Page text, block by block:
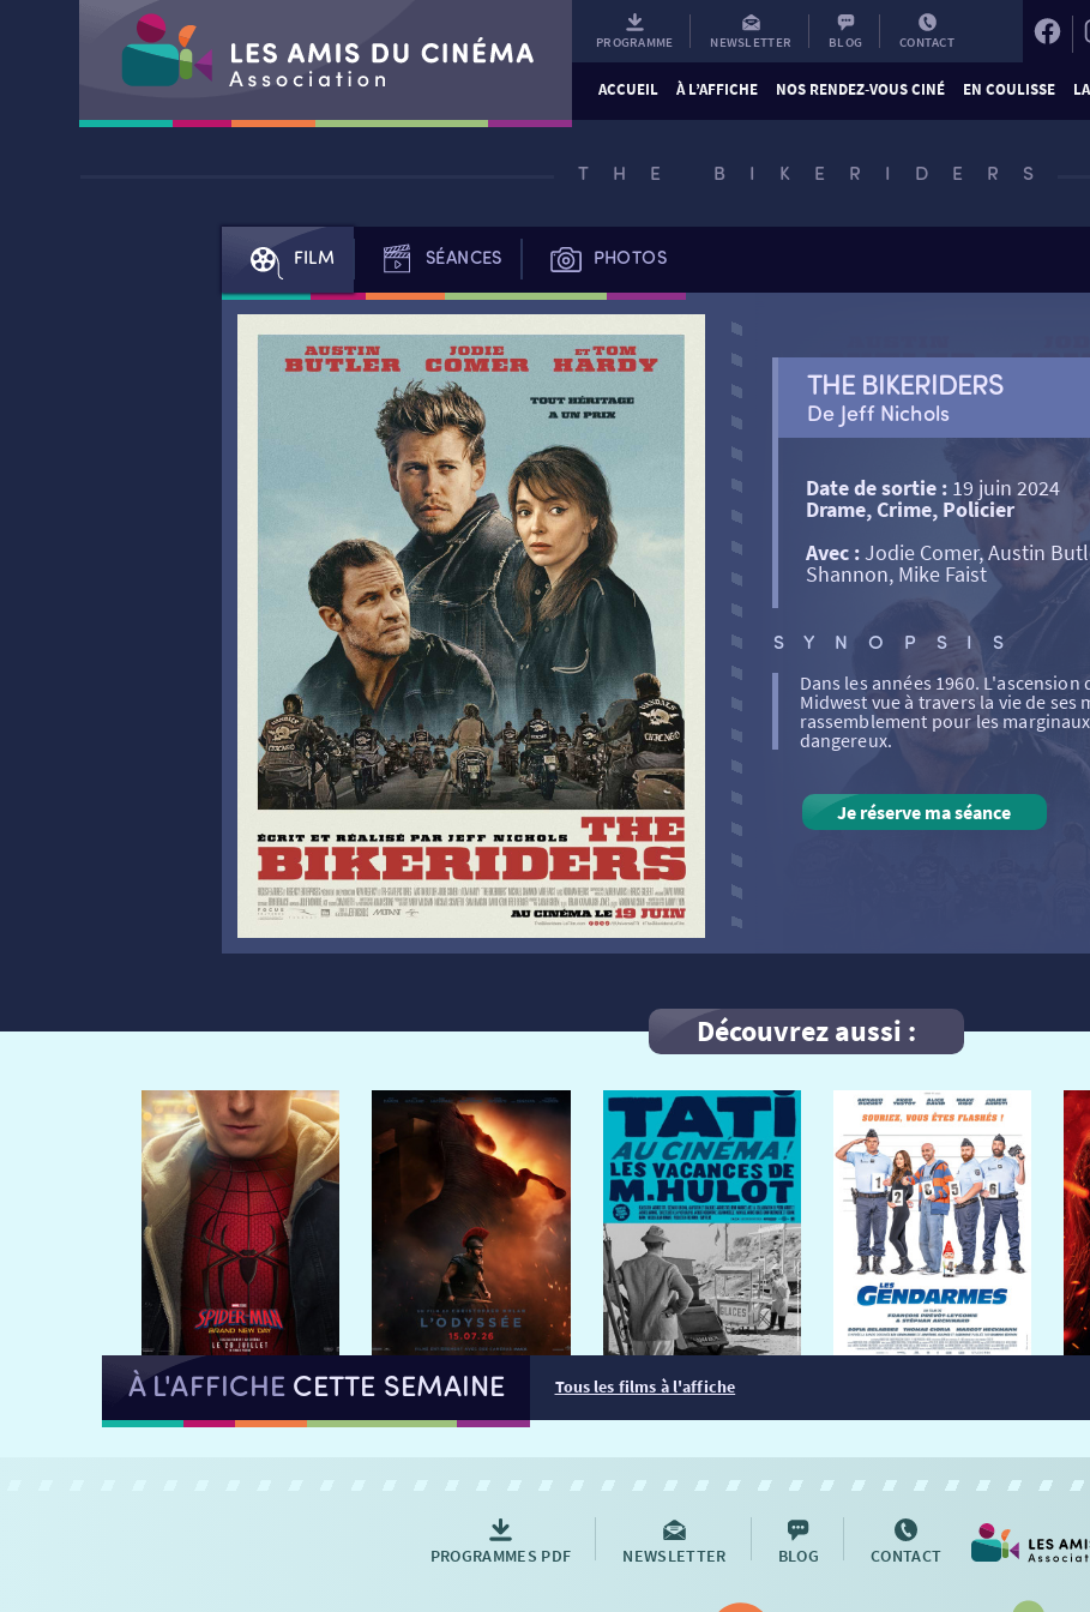
PROGRAMME NEWSLETTER BLOG CONTACT
ACCUEIL À L’AFFICHE NOS RENDEZ-VOUS CINÉ EN COULISSE
THE BIKERIDERS
FILM SÉANCES PHOTOS
THE BIKERIDERS
De Jeff Nichols
Date de sortie : 19 juin 2024
Drame, Crime, Policier
Avec :Jodie Comer, Austin
Shannon, Mike Faist
SYNOPSIS
Dans les années 1960.
Midwest vue à travers la vie de
rassemblement pour les
dangereux.
Je réserve ma séance
Découvrez aussi :
À L'AFFICHE CETTE SEMAINE Tous les films à l'affiche
PROGRAMMES PDF NEWSLETTER BLOG CONTACT